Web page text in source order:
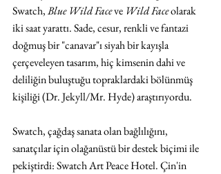
Swatch, Blue Wild Face ve Wild Face olarak
iki saat yarattı. Sade, cesur, renkli ve fantazi
doğmuş bir "canavar"ı siyah bir kayışla
çerçeveleyen tasarım, hiç kimsenin dahi ve
deliliğin buluştuğu topraklardaki bölünmüş
kişiliği (Dr. Jekyll/Mr. Hyde) araştırıyordu.
Swatch, çağdaş sanata olan bağlılığını,
sanatçılar için olağanüstü bir destek biçimi ile
pekiştirdi: Swatch Art Peace Hotel. Çin'in